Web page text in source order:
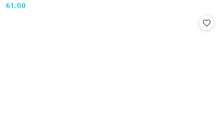
Cena:
61.00